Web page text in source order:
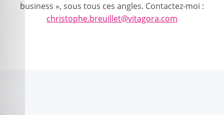
business », sous tous ces angles. Contactez-moi :
christophe.breuillet@vitagora.com